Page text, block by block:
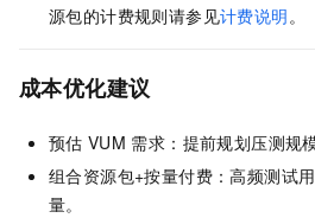
源包的计费规则请参见计费说明。
成本优化建议
预估 VUM 需求：提前规划压测规
组合资源包+按量付费：高频测试
量。